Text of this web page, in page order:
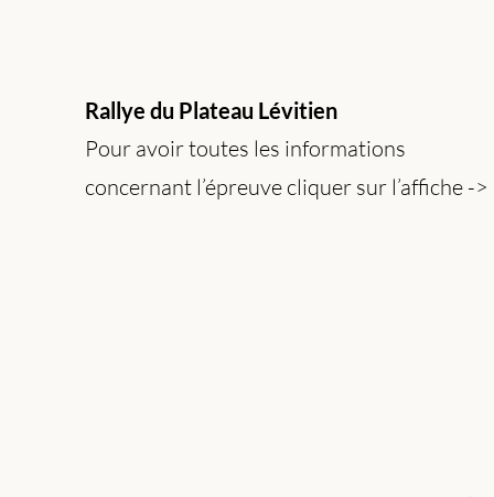
Rallye du Plateau Lévitien
Pour avoir toutes les informations
concernant l’épreuve cliquer sur l’affiche ->